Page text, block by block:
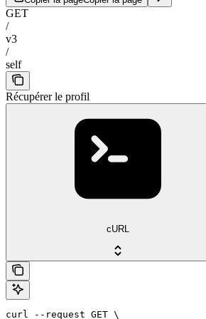
GET
/
v3
/
self
Récupérer le profil
cURL
curl --request GET \